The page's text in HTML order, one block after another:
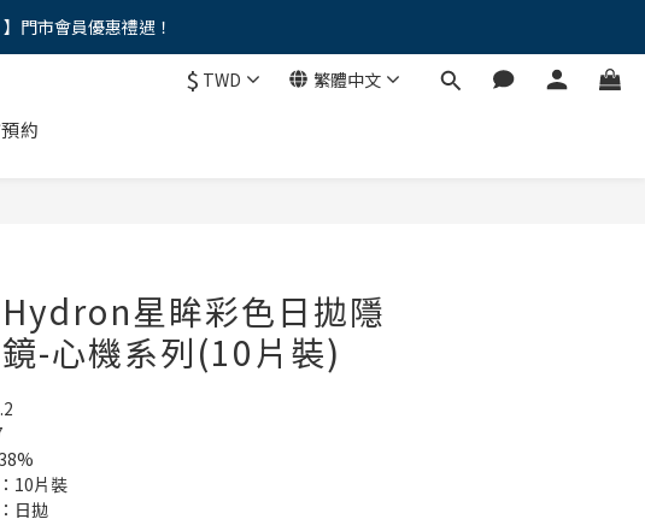
期免手續費。。
門市會員優惠禮遇！
$ TWD 繁體中文
約
星眸彩色日拋隱
-心機系列(10片裝)
10片裝
日拋